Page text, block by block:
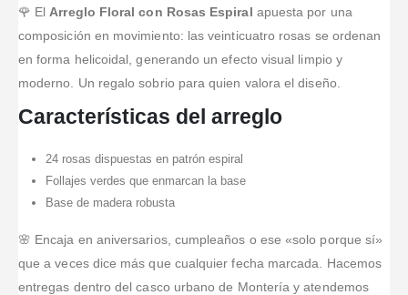
🌹 El Arreglo Floral con Rosas Espiral apuesta por una
composición en movimiento: las veinticuatro rosas se ordenan
en forma helicoidal, generando un efecto visual limpio y
moderno. Un regalo sobrio para quien valora el diseño.
Características del arreglo
24 rosas dispuestas en patrón espiral
Follajes verdes que enmarcan la base
Base de madera robusta
🌸 Encaja en aniversarios, cumpleaños o ese «solo porque sí»
que a veces dice más que cualquier fecha marcada. Hacemos
entregas dentro del casco urbano de Montería y atendemos